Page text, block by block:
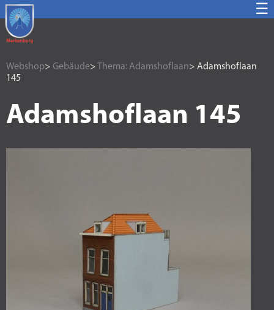
☰
Webshop> Gebäude> Thema: Adamshoflaan> Adamshoflaan
145
Adamshoflaan 145